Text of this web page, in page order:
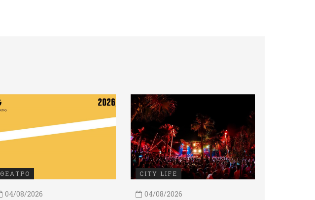
ΘΕΑΤΡΟ
04/08/2026
CITY LIFE
04/08/2026